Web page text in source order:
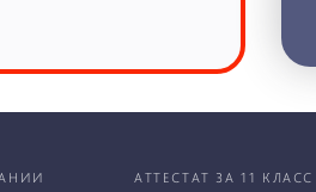
АТТЕСТАТ ЗА 11 КЛАСС